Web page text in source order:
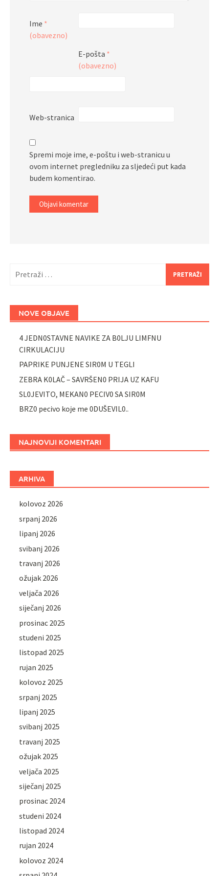
Ime *
(obavezno)
E-pošta *
(obavezno)
Web-stranica
Spremi moje ime, e-poštu i web-stranicu u
ovom internet pregledniku za sljedeći put kada
budem komentirao.
NOVE OBJAVE
4 JEDN0STAVNE NAVIKE ZA B0LJU LIMFNU
CIRKULACIJU
PAPRIKE PUNJENE SIR0M U TEGLI
ZEBRA K0LAČ – SAVRŠEN0 PRIJA UZ KAFU
SL0JEVITO, MEKAN0 PECIV0 SA SIR0M
BRZ0 pecivo koje me 0DUŠEVIL0..
NAJNOVIJI KOMENTARI
ARHIVA
kolovoz 2026
srpanj 2026
lipanj 2026
svibanj 2026
travanj 2026
ožujak 2026
veljača 2026
siječanj 2026
prosinac 2025
studeni 2025
listopad 2025
rujan 2025
kolovoz 2025
srpanj 2025
lipanj 2025
svibanj 2025
travanj 2025
ožujak 2025
veljača 2025
siječanj 2025
prosinac 2024
studeni 2024
listopad 2024
rujan 2024
kolovoz 2024